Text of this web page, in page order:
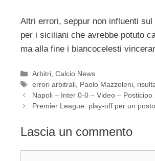
Altri errori, seppur non influenti
per i siciliani che avrebbe potuto
ma alla fine i biancocelesti
Categorie
Arbitri,Calcio News
Tag
errori arbitrali, Paolo Mazzoleni,
Napoli – Inter 0-0 – Video –
Premier League: play-off per un
Lascia un commento